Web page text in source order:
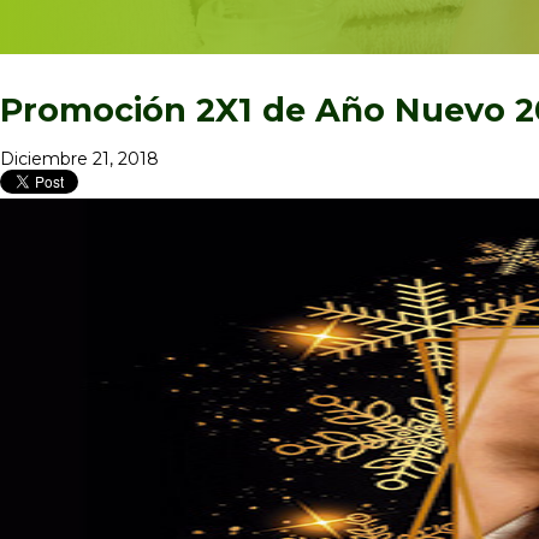
Promoción 2X1 de Año Nuevo
Diciembre 21, 2018